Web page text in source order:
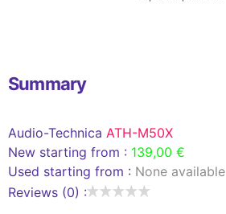
Summary
Audio-Technica ATH-M50X
New starting from : 139,00 €
Used starting from : None available
Reviews (0) :